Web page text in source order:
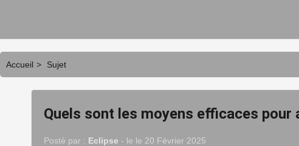
Accueil > Sujet
Quels sont les moyens efficaces
Posté par : Eclipse - le le 20 Février 2025